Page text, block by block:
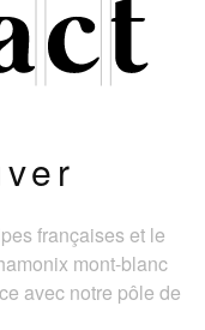
françaises et le
mont-blanc
avec notre pôle de